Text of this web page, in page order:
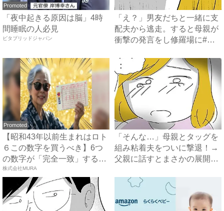
Promoted
「夜中起きる原因は脳」4時
間睡眠の人必見
ビタブリッドジャパン
「え？」男友だちと一緒に支
配夫から逃走。すると母親が
衝撃の発言をし修羅場に#ハ
Promoted
【昭和43年以前生まれはロト
６この数字を買うべき】6つ
の数字が「完全一致」する
方...
株式会社MURA
「そんな…」母親とタッグを
組み粘着夫をついに撃退！→
父親に話すとまさかの展開